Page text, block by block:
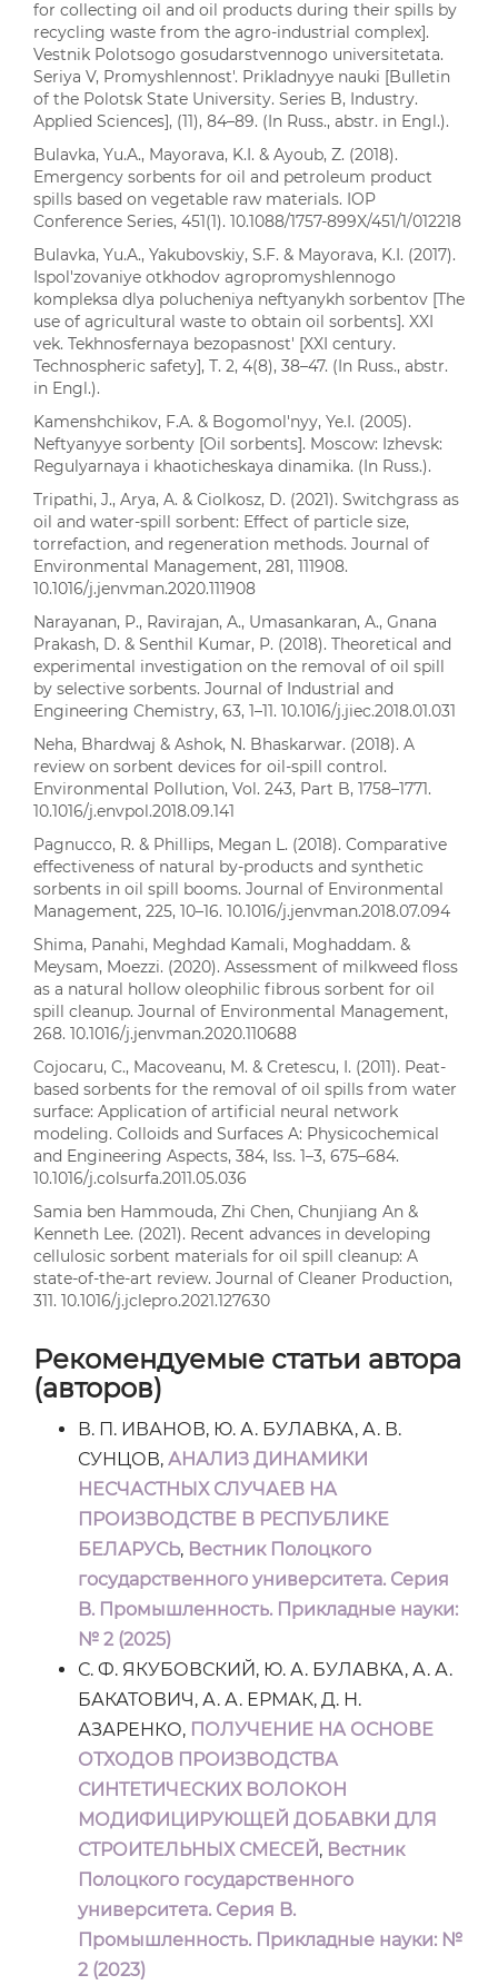
for collecting oil and oil products during their spills by
recycling waste from the agro-industrial complex].
Vestnik Polotsogo gosudarstvennogo universitetata.
Seriya V, Promyshlennost'. Prikladnyye nauki [Bulletin
of the Polotsk State University. Series B, Industry.
Applied Sciences], (11), 84–89. (In Russ., abstr. in Engl.).
Bulavka, Yu.A., Mayorava, K.I. & Ayoub, Z. (2018).
Emergency sorbents for oil and petroleum product
spills based on vegetable raw materials. IOP
Conference Series, 451(1). 10.1088/1757-899X/451/1/012218
Bulavka, Yu.A., Yakubovskiy, S.F. & Mayorava, K.I. (2017).
Ispol'zovaniye otkhodov agropromyshlennogo
kompleksa dlya polucheniya neftyanykh sorbentov [The
use of agricultural waste to obtain oil sorbents]. XXI
vek. Tekhnosfernaya bezopasnost' [XXI century.
Technospheric safety], Т. 2, 4(8), 38–47. (In Russ., abstr.
in Engl.).
Kamenshchikov, F.A. & Bogomol'nyy, Ye.I. (2005).
Neftyanyye sorbenty [Oil sorbents]. Moscow: Izhevsk:
Regulyarnaya i khaoticheskaya dinamika. (In Russ.).
Tripathi, J., Arya, A. & Ciolkosz, D. (2021). Switchgrass as
oil and water-spill sorbent: Effect of particle size,
torrefaction, and regeneration methods. Journal of
Environmental Management, 281, 111908.
10.1016/j.jenvman.2020.111908
Narayanan, P., Ravirajan, A., Umasankaran, A., Gnana
Prakash, D. & Senthil Kumar, P. (2018). Theoretical and
experimental investigation on the removal of oil spill
by selective sorbents. Journal of Industrial and
Engineering Chemistry, 63, 1–11. 10.1016/j.jiec.2018.01.031
Neha, Bhardwaj & Ashok, N. Bhaskarwar. (2018). A
review on sorbent devices for oil-spill control.
Environmental Pollution, Vol. 243, Part B, 1758–1771.
10.1016/j.envpol.2018.09.141
Pagnucco, R. & Phillips, Megan L. (2018). Comparative
effectiveness of natural by-products and synthetic
sorbents in oil spill booms. Journal of Environmental
Management, 225, 10–16. 10.1016/j.jenvman.2018.07.094
Shima, Panahi, Meghdad Kamali, Moghaddam. &
Meysam, Moezzi. (2020). Assessment of milkweed floss
as a natural hollow oleophilic fibrous sorbent for oil
spill cleanup. Journal of Environmental Management,
268. 10.1016/j.jenvman.2020.110688
Cojocaru, C., Macoveanu, M. & Cretescu, I. (2011). Peat-
based sorbents for the removal of oil spills from water
surface: Application of artificial neural network
modeling. Colloids and Surfaces A: Physicochemical
and Engineering Aspects, 384, Iss. 1–3, 675–684.
10.1016/j.colsurfa.2011.05.036
Samia ben Hammouda, Zhi Chen, Chunjiang An &
Kenneth Lee. (2021). Recent advances in developing
cellulosic sorbent materials for oil spill cleanup: A
state-of-the-art review. Journal of Cleaner Production,
311. 10.1016/j.jclepro.2021.127630
Рекомендуемые статьи автора
(авторов)
В. П. ИВАНОВ, Ю. А. БУЛАВКА, А. В.
СУНЦОВ, АНАЛИЗ ДИНАМИКИ
НЕСЧАСТНЫХ СЛУЧАЕВ НА
ПРОИЗВОДСТВЕ В РЕСПУБЛИКЕ
БЕЛАРУСЬ, Вестник Полоцкого
государственного университета. Серия
B. Промышленность. Прикладные науки:
№ 2 (2025)
С. Ф. ЯКУБОВСКИЙ, Ю. А. БУЛАВКА, А. А.
БАКАТОВИЧ, А. А. ЕРМАК, Д. Н.
АЗАРЕНКО, ПОЛУЧЕНИЕ НА ОСНОВЕ
ОТХОДОВ ПРОИЗВОДСТВА
СИНТЕТИЧЕСКИХ ВОЛОКОН
МОДИФИЦИРУЮЩЕЙ ДОБАВКИ ДЛЯ
СТРОИТЕЛЬНЫХ СМЕСЕЙ, Вестник
Полоцкого государственного
университета. Серия B.
Промышленность. Прикладные науки: №
2 (2023)